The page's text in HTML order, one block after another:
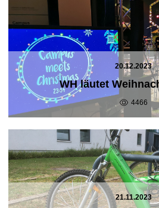
20.12.2023
WH läutet
4466
21.11.2023